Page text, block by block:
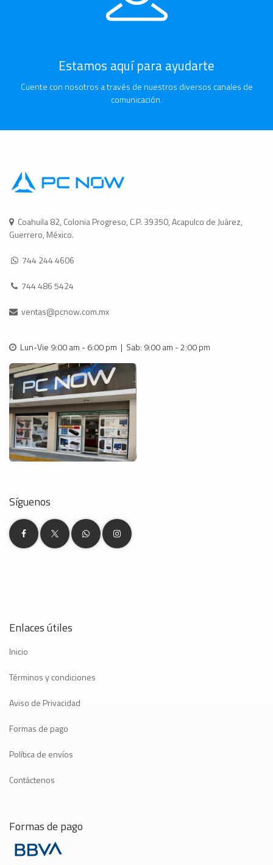
Estamos aquí para ayudarte
Cuente con nosotros a través de nuestros diversos canales de
comunicación.
Coahuila 82, Colonia Progreso, C.P. 39350, Acapulco de Juárez,
Guerrero, México.
744 244 4606
744 486 5424
ventas@pcnow.com.mx
Lun-Vie 9:00 am - 6:00 pm | Sab: 9:00 am - 2:00 pm
Síguenos
Enlaces útiles
Inicio
Términos y condiciones
Aviso de Privacidad
Formas de pago
Política de envíos
Contáctenos
Formas de pago